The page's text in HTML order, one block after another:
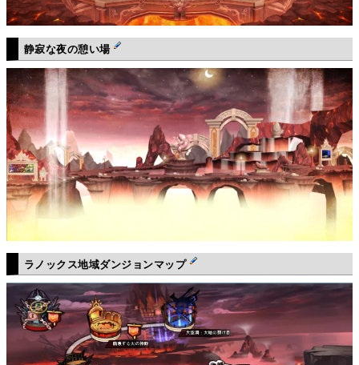
静寂な夜の憩い場
ラノックス地域ダンジョンマップ